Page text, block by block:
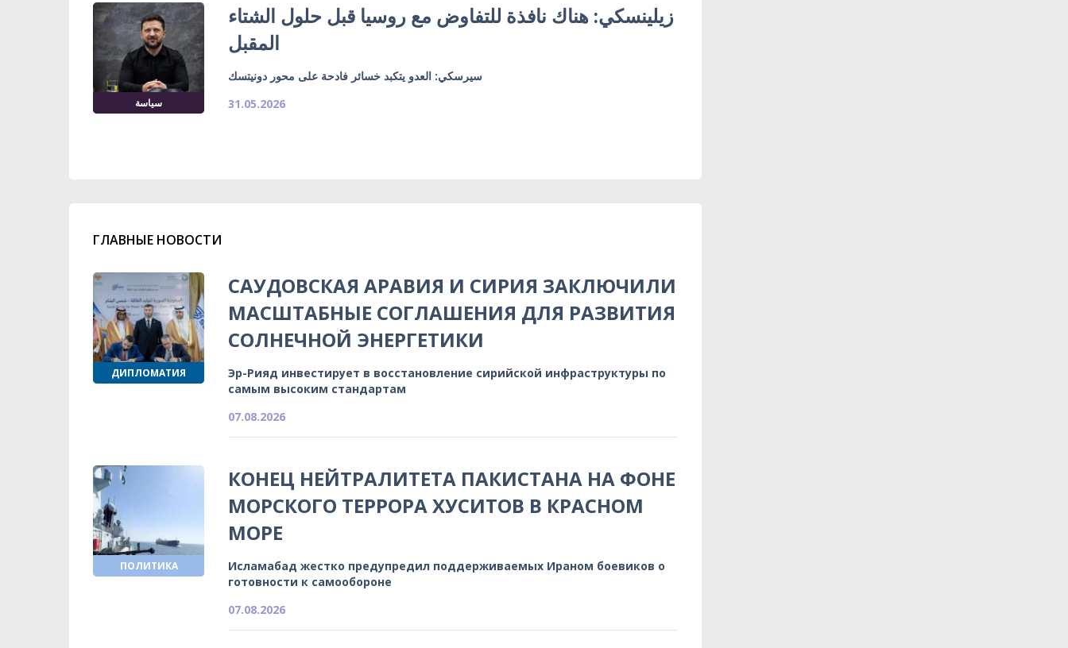
سياسة
زيلينسكي: هناك نافذة للتفاوض مع روسيا قبل حلول الشتاء
المقبل
سيرسكي: العدو يتكبد خسائر فادحة على محور دونيتسك
31.05.2026
ГЛАВНЫЕ НОВОСТИ
ДИПЛОМАТИЯ
САУДОВСКАЯ АРАВИЯ И СИРИЯ ЗАКЛЮЧИЛИ
МАСШТАБНЫЕ СОГЛАШЕНИЯ ДЛЯ РАЗВИТИЯ
СОЛНЕЧНОЙ ЭНЕРГЕТИКИ
Эр-Рияд инвестирует в восстановление сирийской инфраструктуры по
самым высоким стандартам
07.08.2026
ПОЛИТИКА
КОНЕЦ НЕЙТРАЛИТЕТА ПАКИСТАНА НА ФОНЕ
МОРСКОГО ТЕРРОРА ХУСИТОВ В КРАСНОМ
МОРЕ
Исламабад жестко предупредил поддерживаемых Ираном боевиков о
готовности к самообороне
07.08.2026